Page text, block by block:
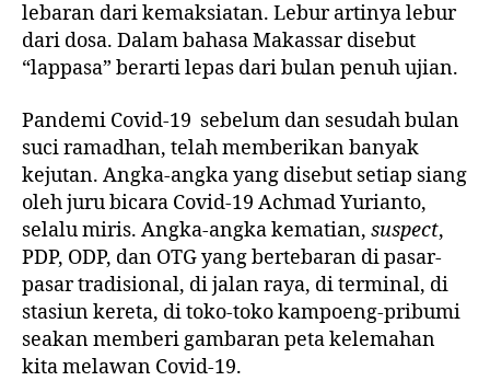
lebaran dari kemaksiatan. Lebur artinya lebur
dari dosa. Dalam bahasa Makassar disebut
“lappasa” berarti lepas dari bulan penuh ujian.
Pandemi Covid-19 sebelum dan sesudah bulan
suci ramadhan, telah memberikan banyak
kejutan. Angka-angka yang disebut setiap siang
oleh juru bicara Covid-19 Achmad Yurianto,
selalu miris. Angka-angka kematian, suspect,
PDP, ODP, dan OTG yang bertebaran di pasar-
pasar tradisional, di jalan raya, di terminal, di
stasiun kereta, di toko-toko kampoeng-pribumi
seakan memberi gambaran peta kelemahan
kita melawan Covid-19.